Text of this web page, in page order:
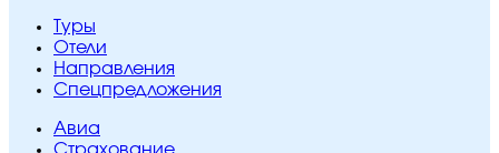
Туры
Отели
Направления
Спецпредложения
Авиа